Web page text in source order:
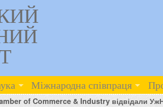
Міжнародна співпраця
of Commerce & Industry відвідали